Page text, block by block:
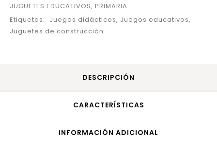
JUGUETES EDUCATIVOS, PRIMARIA
Etiquetas:
Juegos didácticos, Juegos educativos,
Juguetes de construcción
DESCRIPCIÓN
CARACTERÍSTICAS
INFORMACIÓN ADICIONAL